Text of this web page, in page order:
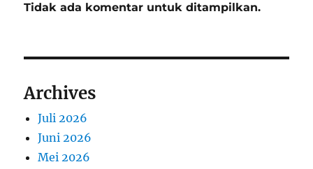
Tidak ada komentar untuk ditampilkan.
Archives
Juli 2026
Juni 2026
Mei 2026